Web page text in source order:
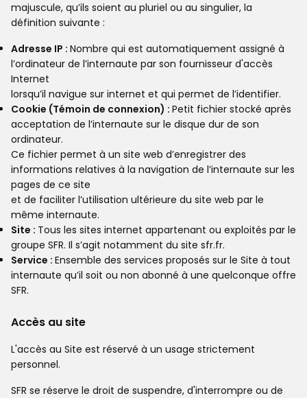
majuscule, qu’ils soient au pluriel ou au singulier, la
définition suivante :
Adresse IP : Nombre qui est automatiquement assigné à
l’ordinateur de l’internaute par son fournisseur d'accès
Internet
lorsqu’il navigue sur internet et qui permet de l’identifier.
Cookie (Témoin de connexion) : Petit fichier stocké après
acceptation de l’internaute sur le disque dur de son
ordinateur.
Ce fichier permet à un site web d’enregistrer des
informations relatives à la navigation de l’internaute sur les
pages de ce site
et de faciliter l’utilisation ultérieure du site web par le
même internaute.
Site : Tous les sites internet appartenant ou exploités par le
groupe SFR. Il s’agit notamment du site sfr.fr.
Service : Ensemble des services proposés sur le Site à tout
internaute qu’il soit ou non abonné à une quelconque offre
SFR.
Accès au site
L'accès au Site est réservé à un usage strictement
personnel.
SFR se réserve le droit de suspendre, d'interrompre ou de